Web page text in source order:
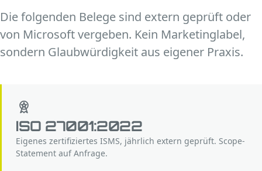
Die folgenden Belege sind extern geprüft oder
von Microsoft vergeben. Kein Marketinglabel,
sondern Glaubwürdigkeit aus eigener Praxis.
ISO 27001:2022
Eigenes zertifiziertes ISMS, jährlich extern geprüft. Scope-
Statement auf Anfrage.